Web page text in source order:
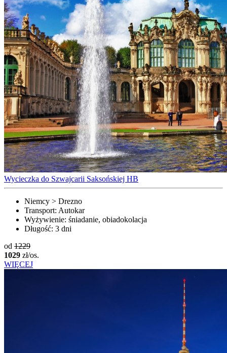
Wycieczka do Szwajcarii Saksońskiej HB
Niemcy > Drezno
Transport: Autokar
Wyżywienie: śniadanie, obiadokolacja
Długość: 3 dni
od 1229
1029 zł/os.
WIĘCEJ